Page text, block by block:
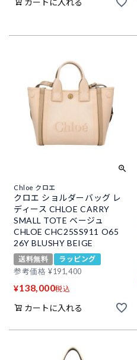
Chloe クロエ
クロエ ショルダーバッグ レ
ディース CHLOE CARRY
SMALL TOTE ベージュ
CHLOE CHC25SS911 O65
26Y BLUSHY BEIGE
送料無料
ラッピング
参考価格 ¥191,400
¥138,000税込
カートに入れる